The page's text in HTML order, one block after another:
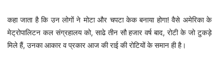
कहा जाता है कि उन लोगों ने मोटा और चपटा केक बनाया होगा! वैसे अमेरिका के
मेट्रोपालिटन कल संग्रहालय को, साढे तीन सौ हजार वर्ष बाद, रोटी के जो टुकड़े
मिले हैं, उनका आकार व प्रकार आज की राई की रोटियों के समान ही है।